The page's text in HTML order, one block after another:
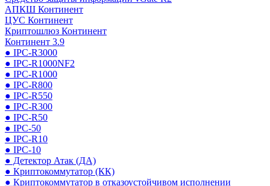
АПКШ Континент
ЦУС Континент
Криптошлюз Континент
Континент 3.9
● IPC-R3000
● IPC-R1000NF2
● IPC-R1000
● IPC-R800
● IPC-R550
● IPC-R300
● IPC-R50
● IPC-50
● IPC-R10
● IPC-10
● Детектор Атак (ДА)
● Криптокоммутатор (КК)
● Криптокоммутатор в отказоустойчивом исполнении